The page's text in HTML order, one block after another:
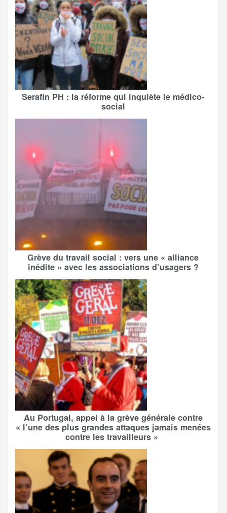
Serafin PH : la réforme qui inquiète le médico-
social
Grève du travail social : vers une « alliance
inédite » avec les associations d’usagers ?
Au Portugal, appel à la grève générale contre
« l’une des plus grandes attaques jamais menées
contre les travailleurs »